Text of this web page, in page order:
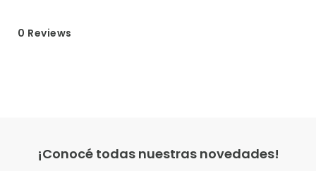
0 Reviews
¡Conocé todas nuestras novedades!